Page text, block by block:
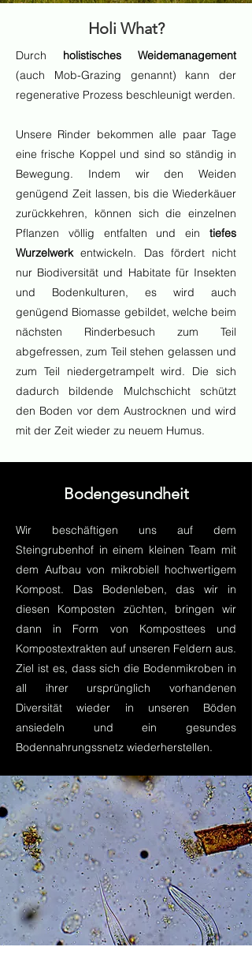
Holi What?
Durch holistisches Weidemanagement
(auch Mob-Grazing genannt) kann der
regenerative Prozess beschleunigt werden.
Unsere Rinder bekommen alle paar Tage
eine frische Koppel und sind so ständig in
Bewegung. Indem wir den Weiden
genügend Zeit lassen, bis die Wiederkäuer
zurückkehren, können sich die einzelnen
Pflanzen völlig entfalten und ein tiefes
Wurzelwerkentwickeln. Das fördert nicht
nur Biodiversität und Habitate für Insekten
und Bodenkulturen, es wird auch
genügend Biomasse gebildet, welche beim
nächsten Rinderbesuch zum Teil
abgefressen, zum Teil stehen gelassen und
zum Teil niedergetrampelt wird. Die sich
dadurch bildende Mulchschicht schützt
den Boden vor dem Austrocknen und wird
mit der Zeit wieder zu neuem Humus.
Bodengesundheit
Wir beschäftigen uns auf dem
Steingrubenhof in einem kleinen Team mit
dem Aufbau von mikrobiell hochwertigem
Kompost. Das Bodenleben, das wir in
diesen Komposten züchten, bringen wir
dann in Form von Komposttees und
Kompostextrakten auf unseren Feldern aus.
Ziel ist es, dass sich die Bodenmikroben in
all ihrer ursprünglich vorhandenen
Diversität wieder in unseren Böden
ansiedeln und ein gesundes
Bodennahrungssnetz wiederherstellen.